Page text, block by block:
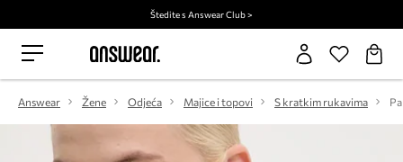
Štedite s Answear Club >
Answear Žene Odjeća Majice i topovi S kratkim rukavima